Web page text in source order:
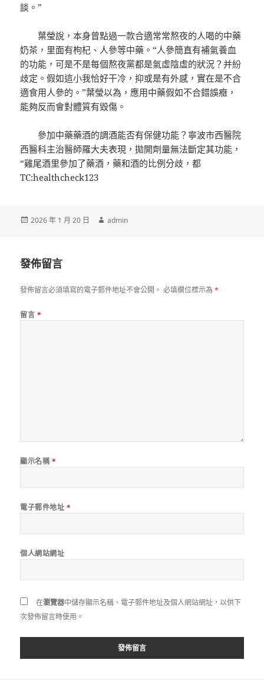
談。”
葉瑩說，本身曾點過一款合適常常熬夜的人喝的中藥
奶茶，里面有枸杞、人參等中藥。“人參簡直有補氣養血
的功能，可是不是每個熬夜黨都是氣虛陰虛的狀況？并紛
歧定。假如這小我恰好干冷，抑或是有外感，實在是不合
適食用人參的。”葉瑩以為，應用中藥假如不合錯誤癥，
能夠反而會對體質有毀傷。
參加中藥藥酒的調酒能否有保健功能？寧波市西醫院
西醫科主治醫師羅大夫表現，拋開劑量無法斷定其功能，
“雞尾酒里參加了藥酒，藥和酒的比例分歧，都
TC:healthcheck123
發
2026 年 1 月 20 日
作
admin
發佈留言
發佈留言必須填寫的電子郵件地址不會公開。 必填欄位標示為*
留言 *
顯示名稱 *
電子郵件地址 *
個人網站網址
在瀏覽器中儲存顯示名稱、電子郵件地址及個人網站網址，以供下
次發佈留言時使用。